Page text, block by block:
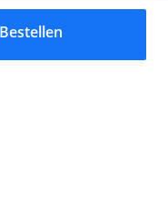
Bestellen